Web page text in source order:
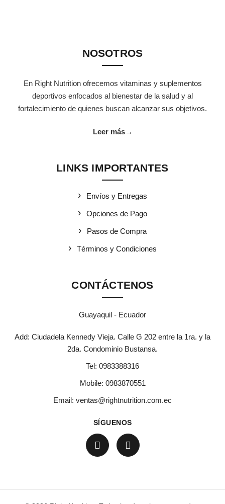
NOSOTROS
En Right Nutrition ofrecemos vitaminas y suplementos
deportivos enfocados al bienestar de la salud y al
fortalecimiento de quienes buscan alcanzar sus objetivos.
Leer más→
LINKS IMPORTANTES
Envíos y Entregas
Opciones de Pago
Pasos de Compra
Términos y Condiciones
CONTÁCTENOS
Guayaquil - Ecuador
Add: Ciudadela Kennedy Vieja. Calle G 202 entre la 1ra. y la
2da. Condominio Bustansa.
Tel: 0983388316
Mobile: 0983870551
Email: ventas@rightnutrition.com.ec
SÍGUENOS